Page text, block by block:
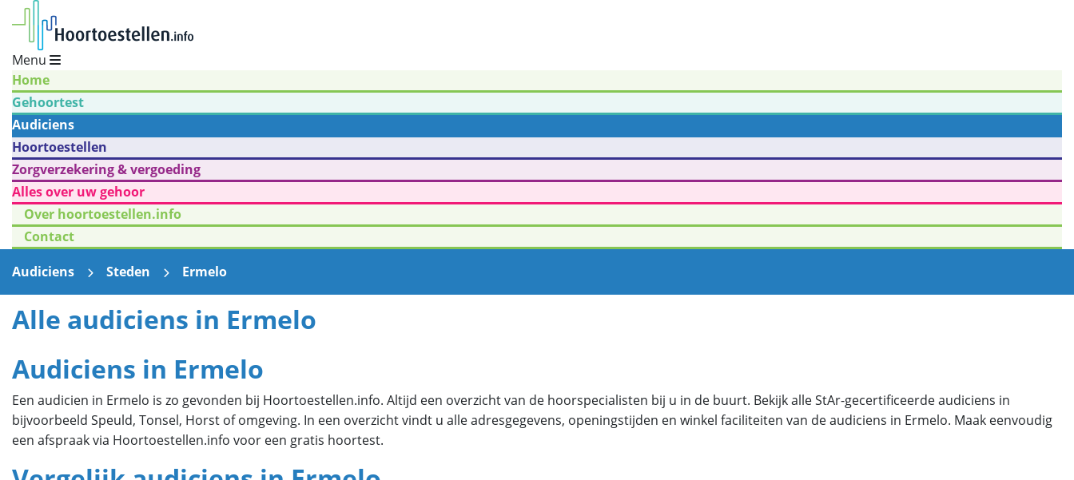
Menu
Home
Gehoortest
Audiciens
Hoortoestellen
Zorgverzekering & vergoeding
Alles over uw gehoor
Over hoortoestellen.info
Contact
Audiciens
Steden Ermelo
Alle audiciens in Ermelo
Audiciens in Ermelo
Een audicien in Ermelo is zo gevonden bij Hoortoestellen.info. Altijd een overzicht van de hoorspecialisten bij u in de buurt. Bekijk alle StAr-gecertificeerde audiciens in
bijvoorbeeld Speuld, Tonsel, Horst of omgeving. In een overzicht vindt u alle adresgegevens, openingstijden en winkel faciliteiten van de audiciens in Ermelo. Maak eenvoudig
een afspraak via Hoortoestellen.info voor een gratis hoortest.